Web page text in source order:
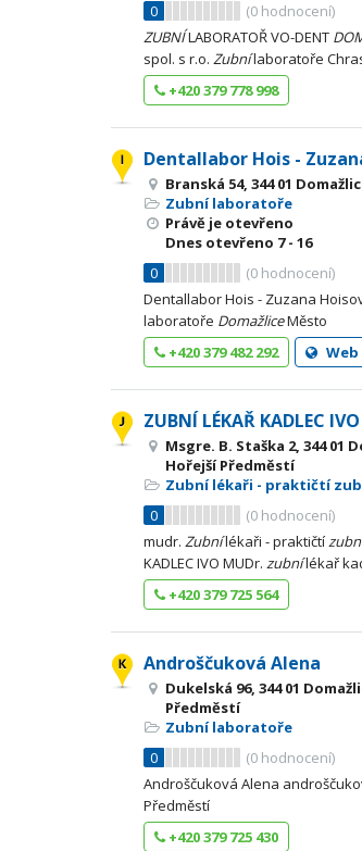
0
(0 hodnocení)
ZUBNÍLABORATOŘ VO-DENT
spol. s r.o. Zubnílaboratoře
+420 379 778 998
Dentallabor Hois -
Branská 54, 344 01
Zubní laboratoře
Právě je otevřeno
Dnes otevřeno 7 - 16
0
(0 hodnocení)
Dentallabor Hois - Zuzana
laboratoře DomažliceMěsto
+420 379 482 292
Web
ZUBNÍ LÉKAŘ KADLEC
Msgre. B. Staška 2, 344 01
Hořejší Předměstí
Zubní lékaři - praktičtí
0
(0 hodnocení)
mudr. Zubnílékaři - praktičtí
KADLEC IVO MUDr. zubnílékař
+420 379 725 564
Androščuková Alena
Dukelská 96, 344 01
Předměstí
Zubní laboratoře
0
(0 hodnocení)
Androščuková Alena
Předměstí
+420 379 725 430